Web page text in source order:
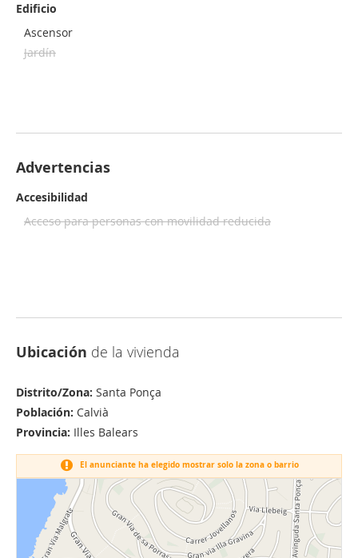
Edificio
Ascensor
Jardín
Advertencias
Accesibilidad
Acceso para personas con movilidad reducida
Ubicación de la vivienda
Distrito/Zona: Santa Ponça
Población: Calvià
Provincia: Illes Balears
El anunciante ha elegido mostrar solo la zona o barrio